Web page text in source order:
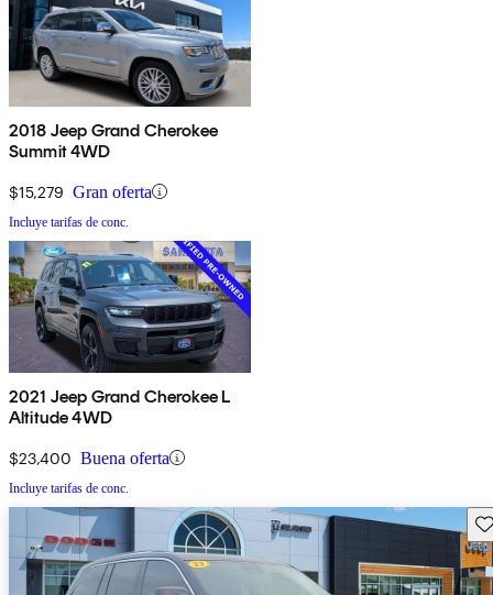
2018 Jeep Grand Cherokee
Summit 4WD
$15,279 Gran oferta
Incluye tarifas de conc.
2021 Jeep Grand Cherokee L
Altitude 4WD
$23,400 Buena oferta
Incluye tarifas de conc.